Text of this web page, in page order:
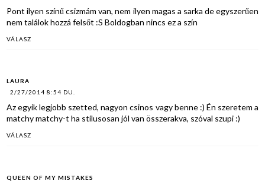
Pont ilyen színű csizmám van, nem ilyen magas a sarka de egyszerűen
nem találok hozzá felsőt :S Boldogban nincs ez a szín
VÁLASZ
LAURA
2/27/2014 8:54 DU.
Az egyik legjobb szetted, nagyon csinos vagy benne :) Én szeretem a
matchy matchy-t ha stílusosan jól van összerakva, szóval szupi :)
VÁLASZ
QUEEN OF MY MISTAKES